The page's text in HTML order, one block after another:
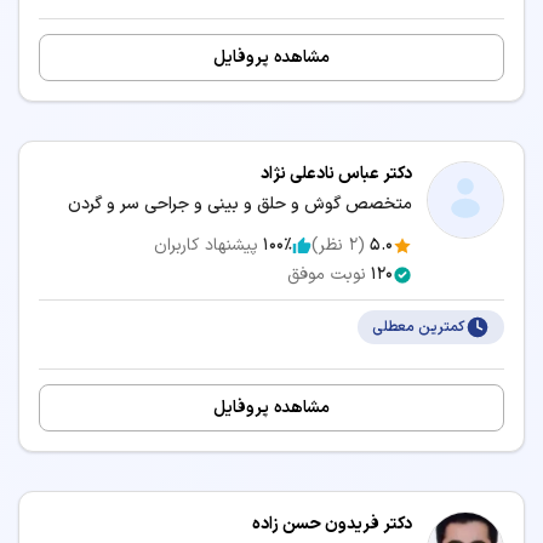
شنوایی سنجی کودکان
شکستگی بینی عفونت گوش
عمل انحراف بینی
(سپتوپلاستی)
عمل بینی بدون بیهوشی عمل بینی بدون تامپون
عمل بینی به روش بسته
عمل بینی غضروفی
👨‍⚕️ نوبت‌دهی دکتر فلوشیپ طب خواب در آمل
مشاهده پروفایل
دکتر عباس نادعلی نژاد
متخصص گوش و حلق و بینی و جراحی سر و گردن
5.0
(
2 نظر) 100٪ پیشنهاد کاربران
120 نوبت موفق
کمترین معطلی
مشاهده پروفایل
دکتر فریدون حسن زاده